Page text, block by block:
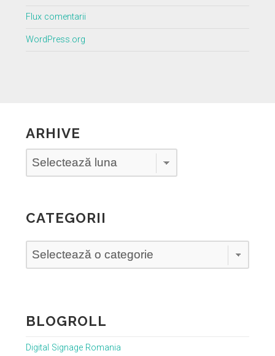
Flux comentarii
WordPress.org
ARHIVE
CATEGORII
BLOGROLL
Digital Signage Romania